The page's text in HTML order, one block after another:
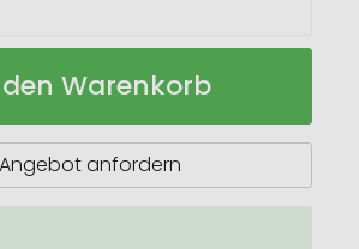
Warenkorb
Angebot anfordern